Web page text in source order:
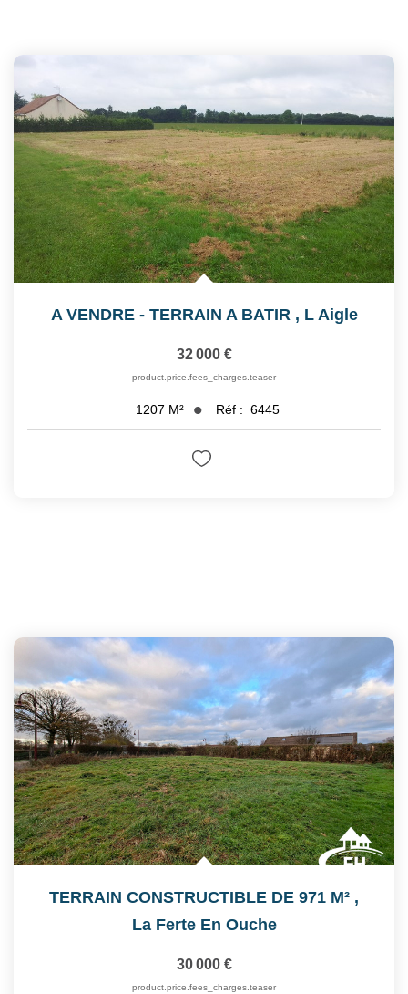
A VENDRE - TERRAIN A BATIR , L Aigle
32 000 €
product.price.fees_charges.teaser
1207 M² Réf : 6445
TERRAIN CONSTRUCTIBLE DE 971 M² ,
La Ferte En Ouche
30 000 €
product.price.fees_charges.teaser